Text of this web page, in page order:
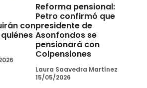
con
Reforma pensional:
Petro confirmó que
presidente de
Asonfondos se
pensionará con
Colpensiones
Laura Saavedra Martínez
15/05/2026